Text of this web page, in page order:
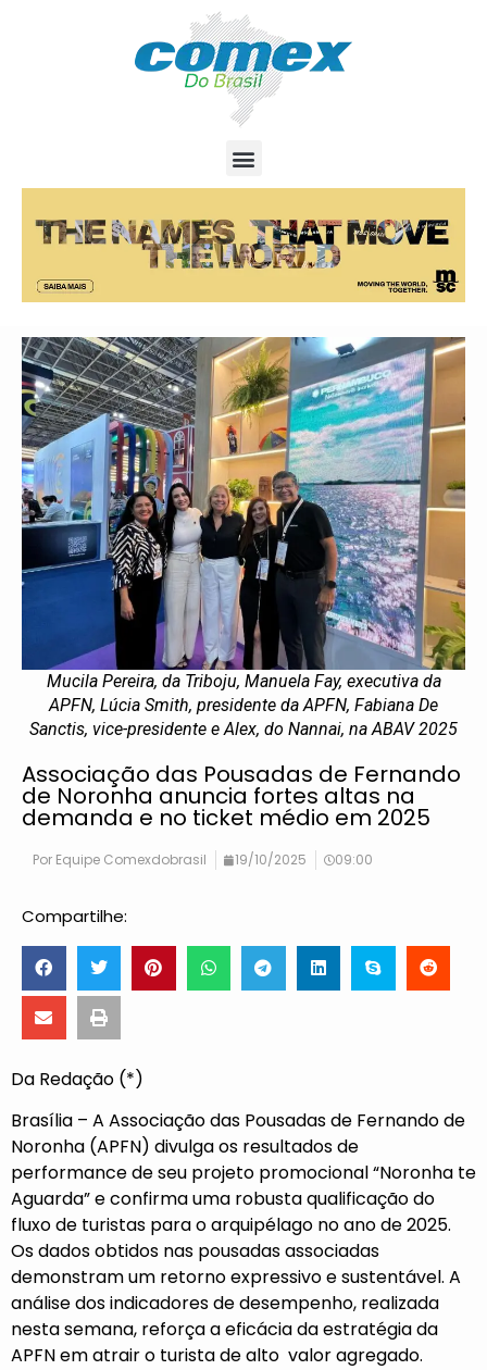
Mucila Pereira, da Triboju, Manuela Fay, executiva da
APFN, Lúcia Smith, presidente da APFN, Fabiana De
Sanctis, vice-presidente e Alex, do Nannai, na ABAV 2025
Associação das Pousadas de Fernando
de Noronha anuncia fortes altas na
demanda e no ticket médio em 2025
Por Equipe Comexdobrasil 19/10/2025 09:00
Compartilhe:
Da Redação (*)
Brasília – A Associação das Pousadas de Fernando de
Noronha (APFN) divulga os resultados de
performance de seu projeto promocional “Noronha te
Aguarda” e confirma uma robusta qualificação do
fluxo de turistas para o arquipélago no ano de 2025.
Os dados obtidos nas pousadas associadas
demonstram um retorno expressivo e sustentável. A
análise dos indicadores de desempenho, realizada
nesta semana, reforça a eficácia da estratégia da
APFN em atrair o turista de alto valor agregado.